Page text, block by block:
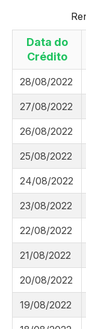
Data do
Crédito
28/08/2022
27/08/2022
26/08/2022
25/08/2022
24/08/2022
23/08/2022
22/08/2022
21/08/2022
20/08/2022
19/08/2022